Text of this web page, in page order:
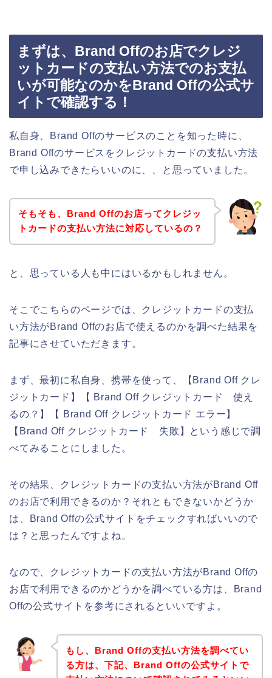
まずは、Brand Offのお店でクレジ
ットカードの支払い方法でのお支払
いが可能なのかをBrand Offの公式サ
イトで確認する！
私自身、Brand Offのサービスのことを知った時に、
Brand Offのサービスをクレジットカードの支払い方法
で申し込みできたらいいのに、、と思っていました。
そもそも、Brand Offのお店ってクレジッ
トカードの支払い方法に対応しているの？
と、思っている人も中にはいるかもしれません。
そこでこちらのページでは、クレジットカードの支払
い方法がBrand Offのお店で使えるのかを調べた結果を
記事にさせていただきます。
まず、最初に私自身、携帯を使って、【Brand Off クレ
ジットカード】【 Brand Off クレジットカード 使え
るの？】【 Brand Off クレジットカード エラー】
【Brand Off クレジットカード 失敗】という感じで調
べてみることにしました。
その結果、クレジットカードの支払い方法がBrand Off
のお店で利用できるのか？それともできないかどうか
は、Brand Offの公式サイトをチェックすればいいので
は？と思ったんですよね。
なので、クレジットカードの支払い方法がBrand Offの
お店で利用できるのかどうかを調べている方は、Brand
Offの公式サイトを参考にされるといいですよ。
もし、Brand Offの支払い方法を調べてい
る方は、下記、Brand Offの公式サイトで